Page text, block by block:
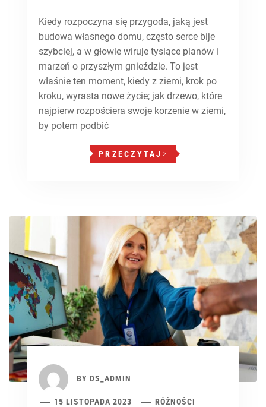
Kiedy rozpoczyna się przygoda, jaką jest
budowa własnego domu, często serce bije
szybciej, a w głowie wiruje tysiące planów i
marzeń o przyszłym gnieździe. To jest
właśnie ten moment, kiedy z ziemi, krok po
kroku, wyrasta nowe życie; jak drzewo, które
najpierw rozpościera swoje korzenie w ziemi,
by potem podbić
PRZECZYTAJ
BY DS_ADMIN
15 LISTOPADA 2023 RÓŻNOŚCI